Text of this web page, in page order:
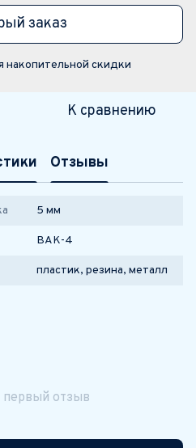
заказ
накопительной скидки
К сравнению
Отзывы
5 мм
BAK-4
пластик, резина, металл
отзыв